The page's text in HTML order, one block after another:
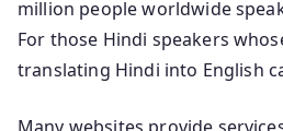
million people worldwide
For those Hindi speakers
translating Hindi into English